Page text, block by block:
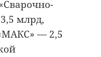
млрд,
— 2,5